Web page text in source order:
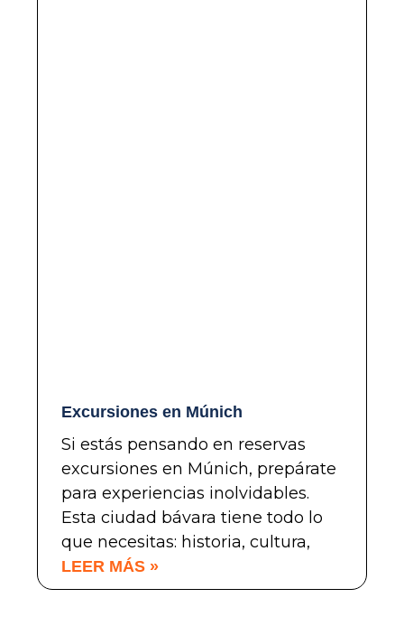
Excursiones en Múnich
Si estás pensando en reservas
excursiones en Múnich, prepárate
para experiencias inolvidables.
Esta ciudad bávara tiene todo lo
que necesitas: historia, cultura,
LEER MÁS »